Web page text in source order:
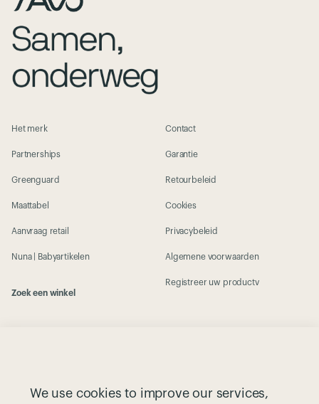
We use cookies to improve our services,
Het merk
Partnerships
Greenguard
Maattabel
Aanvraag retail
Nuna | Babyartikelen
Zoek een winkel
Contact
Garantie
Retourbeleid
Cookies
Privacybeleid
Algemene voorwaarden
Registreer uw productv
AANMELDEN